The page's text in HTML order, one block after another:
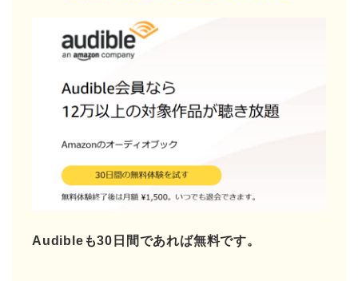
Audibleも30日間であれば無料です。